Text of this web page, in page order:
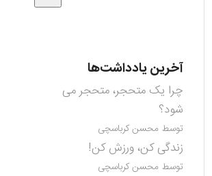
آخرین یادداشت‌ها
چرا یک متحجر، متحجر می
شود؟
توسط محسن کرباسچی
زندگی کن، ورزش کن!
توسط محسن کرباسچی